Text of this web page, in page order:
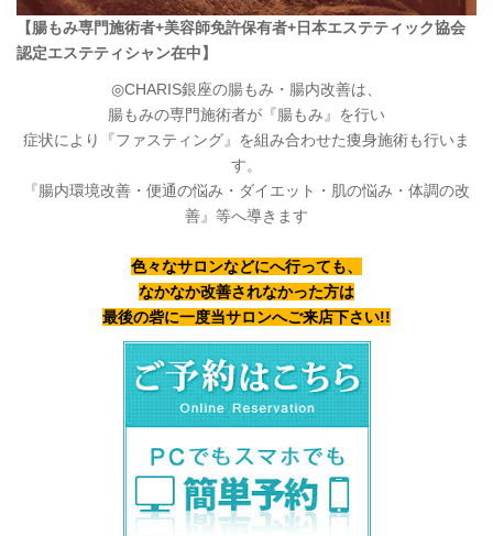
【腸もみ専門施術者+美容師免許保有者+日本エステティック協会
認定エステティシャン在中】
◎CHARIS銀座の腸もみ・腸内改善は、
腸もみの専門施術者が『腸もみ』を行い
症状により『ファスティング』を組み合わせた痩身施術も行いま
す。
『腸内環境改善・便通の悩み・ダイエット・肌の悩み・体調の改
善』等へ導きます
色々なサロンなどにへ行っても、
なかなか改善されなかった方は
最後の砦に一度当サロンへご来店下さい!!